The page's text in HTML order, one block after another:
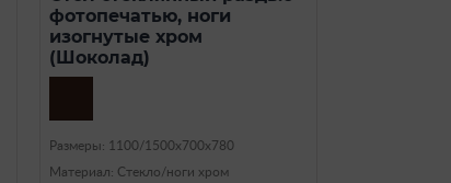
фотопечатью, ноги
изогнутые хром
(Шоколад)
Размеры: 1100/1500х700х780
Материал: Стекло/ноги хром